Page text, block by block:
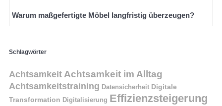
Warum maßgefertigte Möbel langfristig überzeugen?
Schlagwörter
Achtsamkeit Achtsamkeit im Alltag
Achtsamkeitstraining Datensicherheit Digitale
Transformation Digitalisierung Effizienzsteigerung